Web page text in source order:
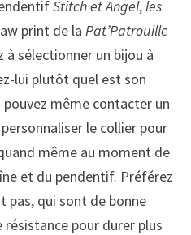
Stitch et Angel,les
print de la Pat’Patrouille
à sélectionner un bijou à
lui plutôt quel est son
même contacter un
le collier pour
même au moment de
et du pendentif. Préférez
pas, qui sont de bonne
pour durer plus